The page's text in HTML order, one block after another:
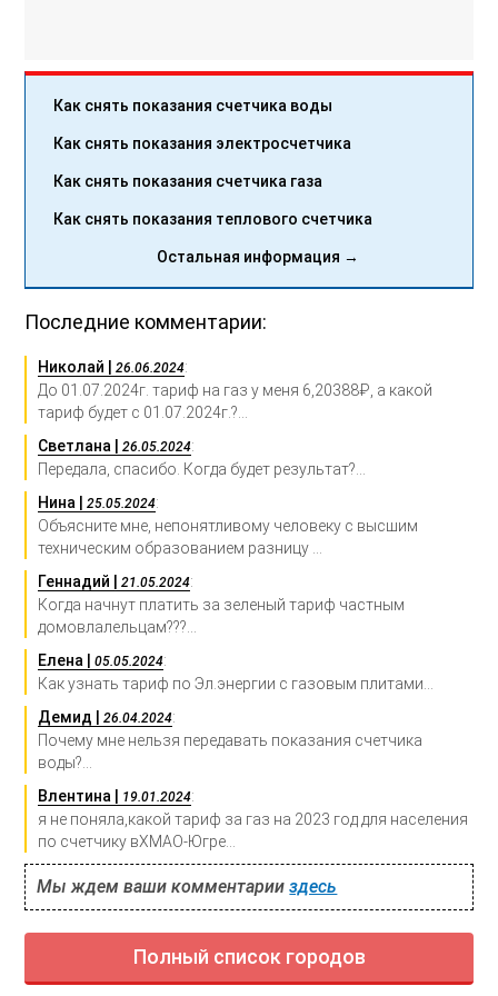
Как снять показания счетчика воды
Как снять показания электросчетчика
Как снять показания счетчика газа
Как снять показания теплового счетчика
Остальная информация →
Последние комментарии:
Николай |26.06.2024:
До 01.07.2024г. тариф на газ у меня 6,20388₽, а какой
тариф будет с 01.07.2024г.?...
Светлана |26.05.2024:
Передала, спасибо. Когда будет результат?...
Нина |25.05.2024:
Объясните мне, непонятливому человеку с высшим
техническим образованием разницу ...
Геннадий |21.05.2024:
Когда начнут платить за зеленый тариф частным
домовлалельцам???...
Елена |05.05.2024:
Как узнать тариф по Эл.энергии с газовым плитами...
Демид |26.04.2024:
Почему мне нельзя передавать показания счетчика
воды?...
Влентина |
19.01.2024:
я не поняла,какой тариф за газ на 2023 год для населения
по счетчику вХМАО-Югре...
Мы ждем ваши комментарииздесь
Полный список городов